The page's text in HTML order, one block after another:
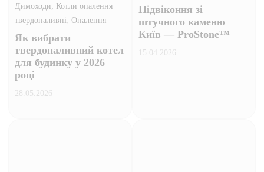
Димоходи, Котли опалення
твердопаливні, Опалення
Як вибрати
твердопаливний котел
для будинку у 2026
році
28.05.2026
Підвіконня зі
штучного каменю
Київ — ProStone™
15.04.2026